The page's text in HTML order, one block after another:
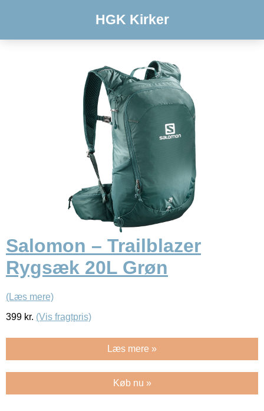
HGK Kirker
Salomon – Trailblazer
Rygsæk 20L Grøn
(Læs mere)
399 kr. (Vis fragtpris)
Læs mere »
Køb nu »